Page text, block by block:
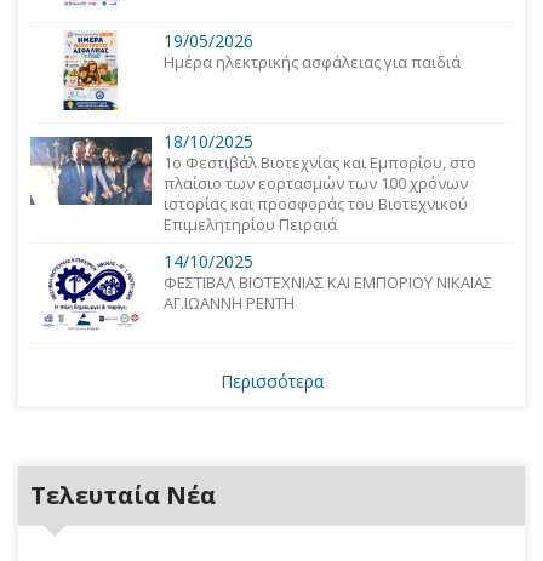
19/05/2026
Ημέρα ηλεκτρικής ασφάλειας για παιδιά
18/10/2025
1o Φεστιβάλ Βιοτεχνίας και Εμπορίου, στο
πλαίσιο των εορτασμών των 100 χρόνων
ιστορίας και προσφοράς του Βιοτεχνικού
Επιμελητηρίου Πειραιά
14/10/2025
ΦΕΣΤΙΒΑΛ ΒΙΟΤΕΧΝΙΑΣ ΚΑΙ ΕΜΠΟΡΙΟΥ ΝΙΚΑΙΑΣ
ΑΓ.ΙΩΑΝΝΗ ΡΕΝΤΗ
Περισσότερα
Τελευταία Νέα